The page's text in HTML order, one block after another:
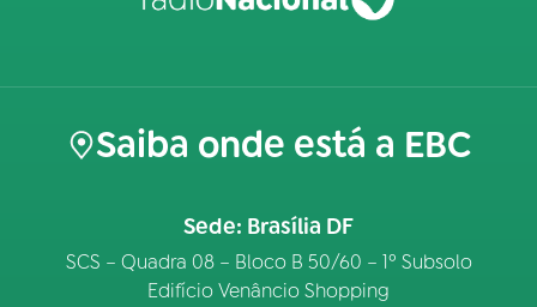
Saiba onde está a EBC
Sede: Brasília DF
SCS – Quadra 08 – Bloco B 50/60 – 1º Subsolo
Edifício Venâncio Shopping